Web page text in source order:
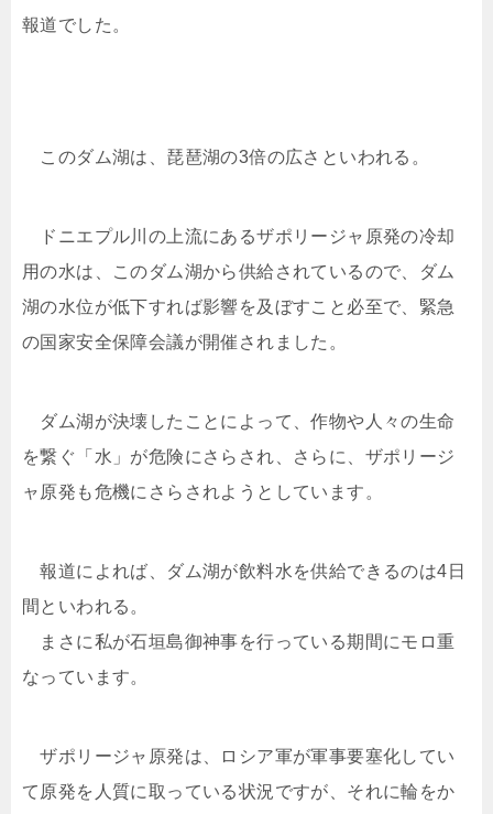
報道でした。
このダム湖は、琵琶湖の3倍の広さといわれる。
ドニエプル川の上流にあるザポリージャ原発の冷却
用の水は、このダム湖から供給されているので、ダム
湖の水位が低下すれば影響を及ぼすこと必至で、緊急
の国家安全保障会議が開催されました。
ダム湖が決壊したことによって、作物や人々の生命
を繋ぐ「水」が危険にさらされ、さらに、ザポリージ
ャ原発も危機にさらされようとしています。
報道によれば、ダム湖が飲料水を供給できるのは4日
間といわれる。
まさに私が石垣島御神事を行っている期間にモロ重
なっています。
ザポリージャ原発は、ロシア軍が軍事要塞化してい
て原発を人質に取っている状況ですが、それに輪をか